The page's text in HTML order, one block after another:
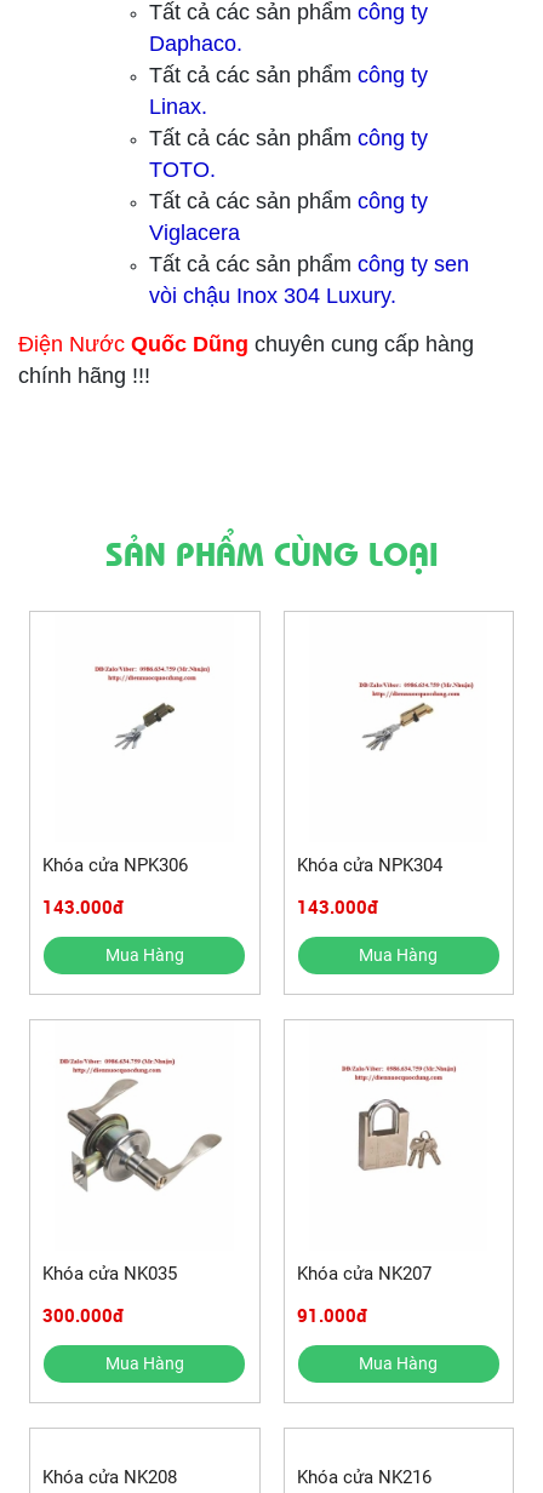
Tất cả các sản phẩm công ty
Daphaco.
Tất cả các sản phẩm công ty
Linax.
Tất cả các sản phẩm công ty
TOTO.
Tất cả các sản phẩm công ty
Viglacera
Tất cả các sản phẩm công ty sen
vòi chậu Inox 304 Luxury.
Điện Nước Quốc Dũng chuyên cung cấp hàng
chính hãng !!!
SẢN PHẨM CÙNG LOẠI
Khóa cửa NPK306
143.000đ
Mua Hàng
Khóa cửa NPK304
143.000đ
Mua Hàng
Khóa cửa NK035
300.000đ
Mua Hàng
Khóa cửa NK207
91.000đ
Mua Hàng
Khóa cửa NK208 Khóa cửa NK216